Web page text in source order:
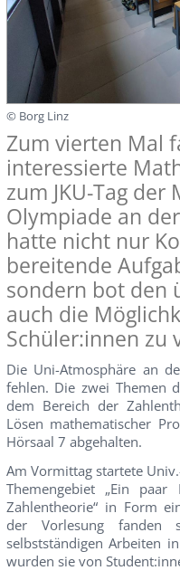
© Borg Linz
Zum vierten Mal
interessierte
zum JKU-Tag der
Olympiade an
hatte nicht nur
bereitende
sondern bot den
auch die
Schüler:innen zu
Die Uni-Atmosphäre an
fehlen. Die zwei Themen
dem Bereich der
Lösen mathematischer
Hörsaal 7 abgehalten.
Am Vormittag startete
Themengebiet „Ein
Zahlentheorie“ in Form
der Vorlesung fanden
selbstständigen Arbeiten
wurden sie von